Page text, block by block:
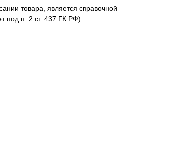
товара, является справочной
под п. 2 ст. 437 ГК РФ).